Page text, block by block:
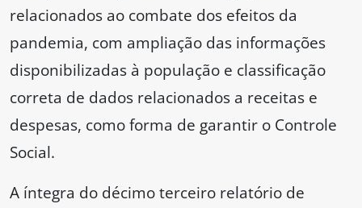
relacionados ao combate dos efeitos da
pandemia, com ampliação das informações
disponibilizadas à população e classificação
correta de dados relacionados a receitas e
despesas, como forma de garantir o Controle
Social.
A íntegra do décimo terceiro relatório de